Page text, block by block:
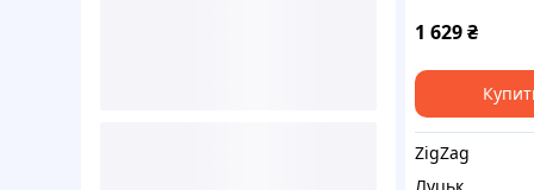
1 629₴
ZigZag
Луцьк